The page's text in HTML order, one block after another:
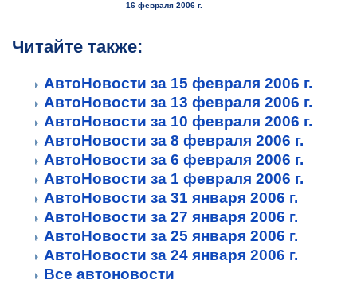
16 февраля 2006 г.
Читайте также:
АвтоНовости за 15 февраля 2006 г.
АвтоНовости за 13 февраля 2006 г.
АвтоНовости за 10 февраля 2006 г.
АвтоНовости за 8 февраля 2006 г.
АвтоНовости за 6 февраля 2006 г.
АвтоНовости за 1 февраля 2006 г.
АвтоНовости за 31 января 2006 г.
АвтоНовости за 27 января 2006 г.
АвтоНовости за 25 января 2006 г.
АвтоНовости за 24 января 2006 г.
Все автоновости